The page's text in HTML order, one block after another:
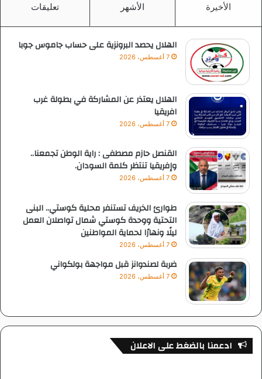
الأخيرة الأشهر تعليقات
الهلال يحصد البرونزية على حساب جاموس جوبا
7 أغسطس، 2026
الهلال يعتذر عن المشاركة في بطولة غرب
افريقيا
7 أغسطس، 2026
القنصل حازم مصطفى : راية الوطن تجمعنا..
وإفريقيا تنتظر كلمة السودان.
7 أغسطس، 2026
طوارئ الخريف تستنفر محلية كوستي.. البنى
التحتية ووحدة كوستي شمال تواصلان العمل
ليلًا ونهارًا لحماية المواطنين
7 أغسطس، 2026
ضربة لصندوانز قبل مواجهة بولكواني
7 أغسطس، 2026
ادعمنا بالضغط على الاعلان